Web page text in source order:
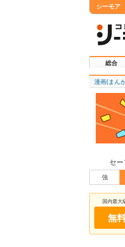
シーモア
総合
漫画(まん
セ
強
国内最大
無